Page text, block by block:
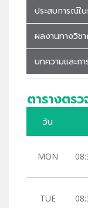
ประสบการณ์ใน
ผลงานทางวิชา
บทความและก
ตารางตรว
วัน
MON
TUE